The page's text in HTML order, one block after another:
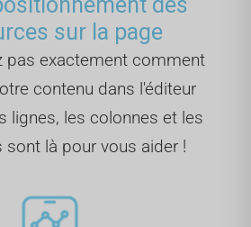
des
sur la page
pas exactement comment
contenu dans l'éditeur
lignes, les colonnes et les
sont là pour vous aider !